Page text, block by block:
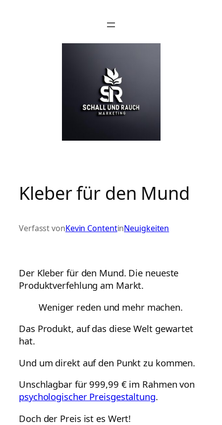
Kleber für den Mund
Verfasst vonKevin ContentinNeuigkeiten
Der Kleber für den Mund. Die neueste
Produktverfehlung am Markt.
Weniger reden und mehr machen.
Das Produkt, auf das diese Welt gewartet
hat.
Und um direkt auf den Punkt zu kommen.
Unschlagbar für 999,99 € im Rahmen von
psychologischer Preisgestaltung.
Doch der Preis ist es Wert!